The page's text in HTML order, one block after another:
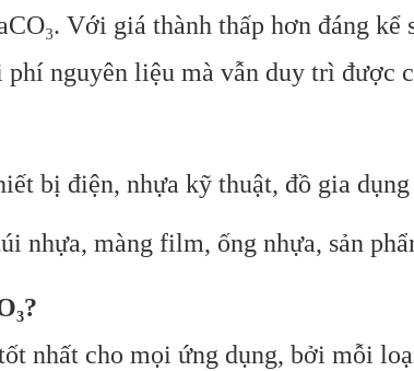
Với giá thành thấp hơn đáng
nguyên liệu mà vẫn duy trì được
bị điện, nhựa kỹ thuật, đồ gia dụng
nhựa, màng film, ống nhựa, sản
nhất cho mọi ứng dụng, bởi mỗi